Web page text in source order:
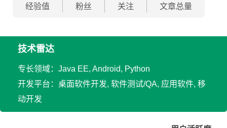
经验值 粉丝 关注 文章总量
技术雷达
专长领域：Java EE, Android, Python
开发平台：桌面软件开发, 软件测试/QA, 应用软件, 移
动开发